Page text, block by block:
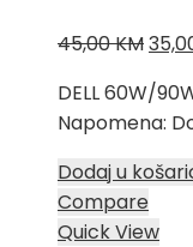
45,00KM
bila
je:
DELL 60W/
Napomena:
Dodaj u
Compare
Quick View